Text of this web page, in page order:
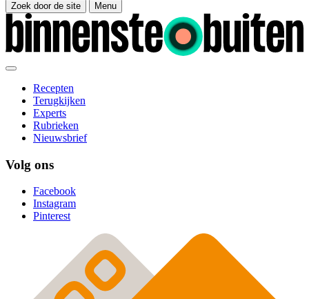
Zoek door de site Menu
Recepten
Terugkijken
Experts
Rubrieken
Nieuwsbrief
Volg ons
Facebook
Instagram
Pinterest